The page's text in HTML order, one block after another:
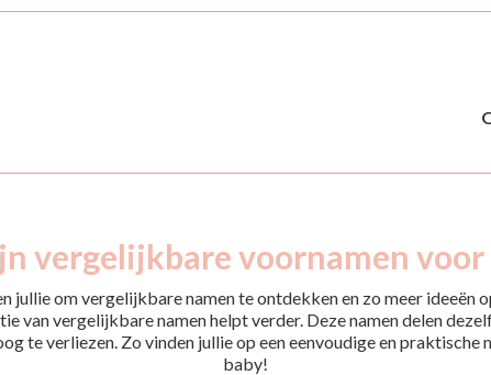
vergelijkbare voornamen voor
jullie om vergelijkbare namen te ontdekken en zo meer ideeën
van vergelijkbare namen helpt verder. Deze namen delen
te verliezen. Zo vinden jullie op een eenvoudige en
baby!